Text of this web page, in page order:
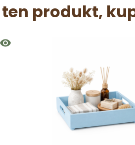
produkt,
visibility